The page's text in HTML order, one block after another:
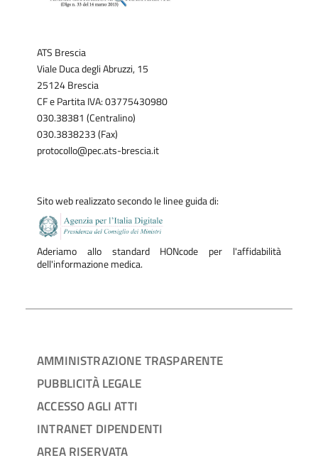
ATS Brescia
Viale Duca degli Abruzzi, 15
25124 Brescia
CF e Partita IVA: 03775430980
030.38381 (Centralino)
030.3838233 (Fax)
protocollo@pec.ats-brescia.it
Sito web realizzato secondo le linee guida di:
Aderiamo allo standard HONcode per l'affidabilità
dell'informazione medica.
AMMINISTRAZIONE TRASPARENTE
PUBBLICITÀ LEGALE
ACCESSO AGLI ATTI
INTRANET DIPENDENTI
AREA RISERVATA